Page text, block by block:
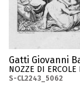
Gatti Giovanni
NOZZE DI ERCOLE
S-CL2243_5062